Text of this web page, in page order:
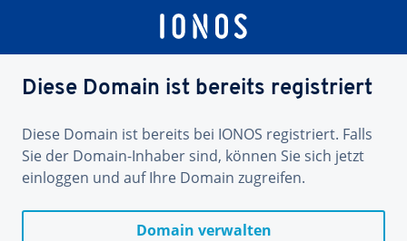
Diese Domain ist bereits registriert
Diese Domain ist bereits bei IONOS registriert. Falls
Sie der Domain-Inhaber sind, können Sie sich jetzt
einloggen und auf Ihre Domain zugreifen.
Domain verwalten